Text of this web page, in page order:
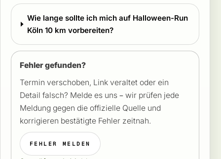
Wie lange sollte ich mich auf Halloween-Run
Köln 10 km vorbereiten?
Fehler gefunden?
Termin verschoben, Link veraltet oder ein
Detail falsch? Melde es uns – wir prüfen jede
Meldung gegen die offizielle Quelle und
korrigieren bestätigte Fehler zeitnah.
FEHLER MELDEN